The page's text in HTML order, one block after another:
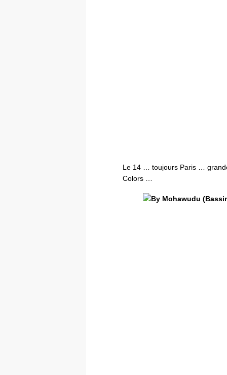
Le 14 … toujours Paris …
Colors …